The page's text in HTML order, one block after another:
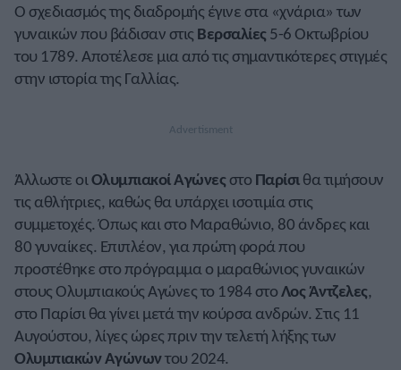
Ο σχεδιασμός της διαδρομής έγινε στα «χνάρια» των
γυναικών που βάδισαν στις Βερσαλίες5-6 Οκτωβρίου
του 1789. Αποτέλεσε μια από τις σημαντικότερες στιγμές
στην ιστορία της Γαλλίας.
Άλλωστε οιΟλυμπιακοί Αγώνεςστο Παρίσιθα τιμήσουν
τις αθλήτριες, καθώς θα υπάρχει ισοτιμία στις
συμμετοχές. Όπως και στο Μαραθώνιο, 80 άνδρες και
80 γυναίκες. Επιπλέον, για πρώτη φορά που
προστέθηκε στο πρόγραμμα ο μαραθώνιος γυναικών
στους Ολυμπιακούς Αγώνες το 1984 στοΛος Άντζελες,
στο Παρίσι θα γίνει μετά την κούρσα ανδρών. Στις 11
Αυγούστου, λίγες ώρες πριν την τελετή λήξης των
Ολυμπιακών Αγώνωντου 2024.